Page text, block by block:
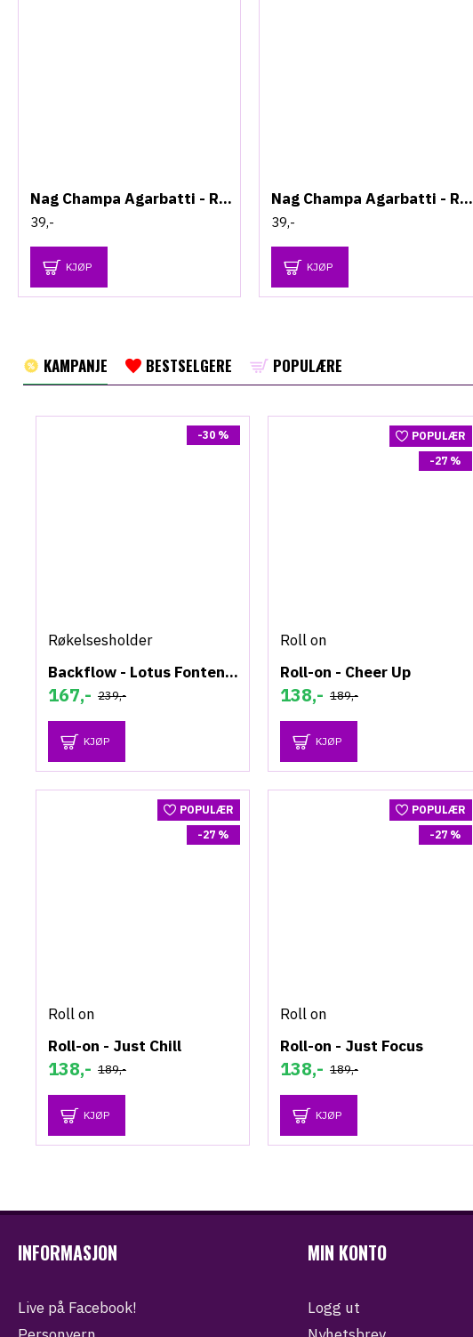
Nag Champa Agarbatti - Røkelseskjegler
39,-
KJØP
Nag Champa Agarbatti - Røkelsespinner
39,-
KJØP
KAMPANJE BESTSELGERE POPULÆRE
-30 %
Røkelsesholder
Backflow - Lotus Fontene - Røkelsesholder
167,- 239,-
KJØP
POPULÆR
-27 %
Roll on
Roll-on - Cheer Up
138,- 189,-
KJØP
POPULÆR
-27 %
Roll on
Roll-on - Just Chill
138,- 189,-
KJØP
POPULÆR
-27 %
Roll on
Roll-on - Just Focus
138,- 189,-
KJØP
INFORMASJON
Live på Facebook!
MIN KONTO
Logg ut